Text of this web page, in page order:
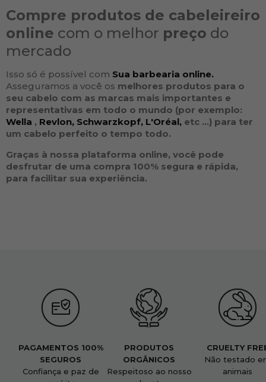
Compre produtos de cabeleireiro
online com o melhor preço do
mercado
Isso só é possível com Sua barbearia online.
Asseguramos a você os melhores produtos para o
seu cabelo com as marcas mais importantes e
representativas em todo o mundo (por exemplo:
Wella , Revlon, Schwarzkopf, L'Oréal, etc ...) para ter
um cabelo perfeito o tempo todo.
Graças à nossa plataforma online, você pode
desfrutar de uma compra 100% segura e rápida,
para facilitar sua experiência.
PAGAMENTOS 100%
SEGUROS
Confiança e paz de
PRODUTOS
ORGÂNICOS
Respeitoso ao nosso
CRUELTY
Não testado
animais